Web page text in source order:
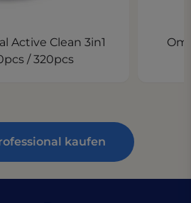
Active Clean 3in1
/ 320pcs
kaufen